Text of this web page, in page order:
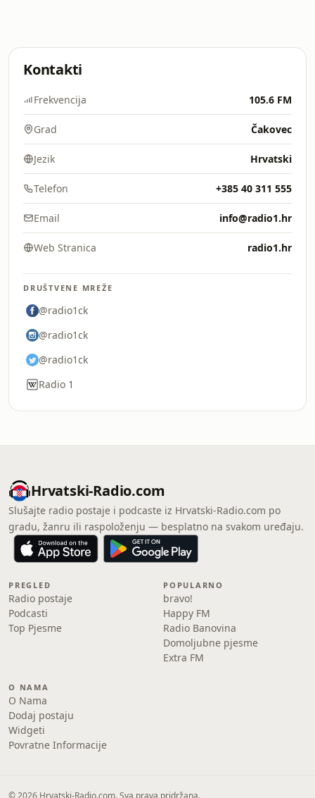
Kontakti
Frekvencija 105.6 FM
Grad Čakovec
Jezik Hrvatski
Telefon +385 40 311 555
Email info@radio1.hr
Web Stranica radio1.hr
DRUŠTVENE MREŽE
@radio1ck
@radio1ck
@radio1ck
Radio 1
Hrvatski-Radio.com
Slušajte radio postaje i podcaste iz Hrvatski-Radio.com po
gradu, žanru ili raspoloženju — besplatno na svakom uređaju.
PREGLED
Radio postaje
Podcasti
Top Pjesme
POPULARNO
bravo!
Happy FM
Radio Banovina
Domoljubne pjesme
Extra FM
O NAMA
O Nama
Dodaj postaju
Widgeti
Povratne Informacije
© 2026 Hrvatski-Radio.com. Sva prava pridržana.